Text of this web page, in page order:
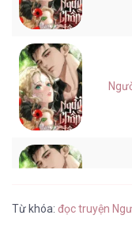
Từ khóa: đọc truyện